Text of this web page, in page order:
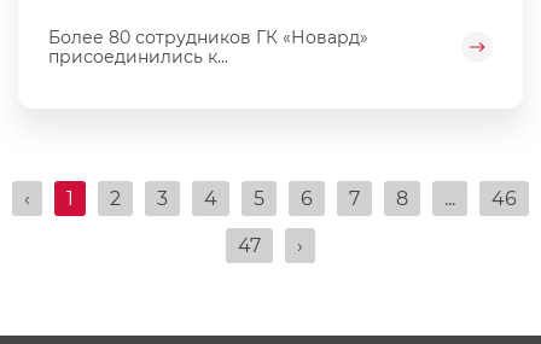
Более 80 сотрудников ГК «Новард»
присоединились к...
‹ 1 2 3 4 5 6 7 8 ... 46
47 ›